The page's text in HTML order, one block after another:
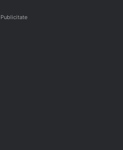
Publicitate